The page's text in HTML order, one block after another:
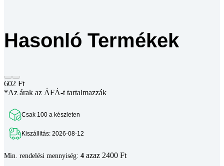
Hasonló Termékek
602 Ft
*Az árak az ÁFÁ-t tartalmazzák
Csak 100 a készleten
Kiszállitás: 2026-08-12
Min. rendelési mennyiség: 4 azaz 2400 Ft